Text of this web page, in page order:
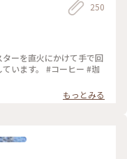
250
ーを直火にかけて手で回
います。 #コーヒー #珈
もっとみる